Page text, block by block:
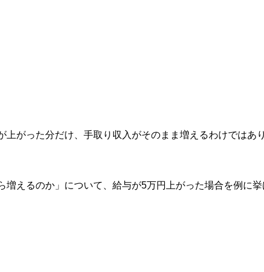
がった分だけ、手取り収入がそのまま増えるわけではあ
えるのか」について、給与が5万円上がった場合を例に挙